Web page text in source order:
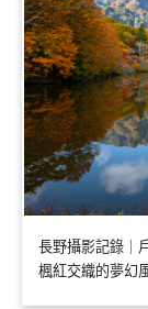
長野攝影記錄｜
楓紅交織的夢幻